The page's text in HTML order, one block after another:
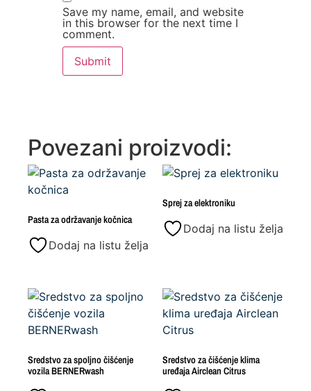
Save my name, email, and website
in this browser for the next time I
comment.
Povezani proizvodi:
Pasta za održavanje kočnica
Dodaj na listu želja
Sprej za elektroniku
Dodaj na listu želja
Sredstvo za spoljno čišćenje
vozila BERNERwash
Sredstvo za čišćenje klima
uređaja Airclean Citrus